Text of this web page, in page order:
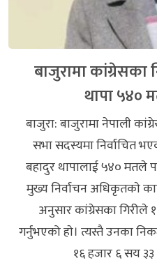
बाजुरामा कांग्रेसका
थापा ५४०
बाजुरा: बाजुरामा नेपाली
सभा सदस्यमा निर्वाचित
बहादुर थापालाई ५४० मतले
मुख्य निर्वाचन अधिकृतकाे
अनुसार कांग्रेसका गिरीले
गर्नुभएको हाे। त्यस्तै उनका
१६ हजार ६ सय ३३